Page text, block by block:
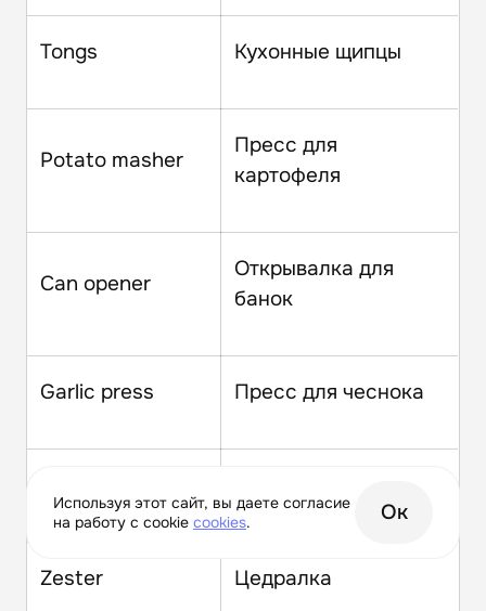
Tongs Кухонные щипцы
Potato masher
Пресс для
картофеля
Can opener
Открывалка для
банок
Garlic press Пресс для чеснока
Zester Цедралка
Используя этот сайт, вы даете согласие
на работу с cookie сookies. Ок